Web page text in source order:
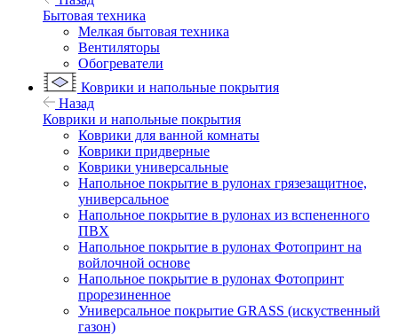
Бытовая техника
Мелкая бытовая техника
Вентиляторы
Обогреватели
Коврики и напольные покрытия
Назад
Коврики и напольные покрытия
Коврики для ванной комнаты
Коврики придверные
Коврики универсальные
Напольное покрытие в рулонах грязезащитное,
универсальное
Напольное покрытие в рулонах из вспененного
ПВХ
Напольное покрытие в рулонах Фотопринт на
войлочной основе
Напольное покрытие в рулонах Фотопринт
прорезиненное
Универсальное покрытие GRASS (искуственный
газон)